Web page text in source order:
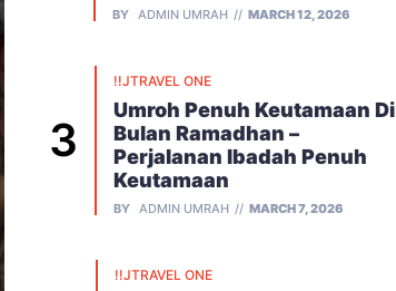
BY ADMIN UMRAH MARCH 12, 2026
!!JTRAVEL ONE
Umroh Penuh Keutamaan Di
Bulan Ramadhan –
Perjalanan Ibadah Penuh
Keutamaan
BY ADMIN UMRAH MARCH 7, 2026
!!JTRAVEL ONE